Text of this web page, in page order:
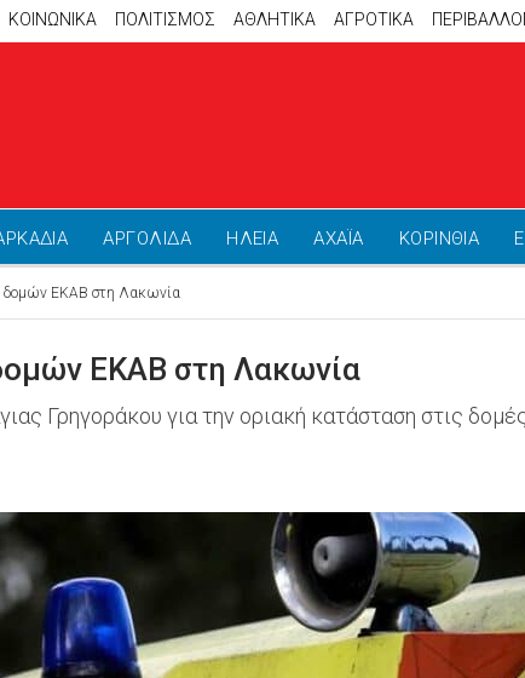
ΚΟΙΝΩΝΙΚΑ ΠΟΛΙΤΙΣΜΟΣ ΑΘΛΗΤΙΚΆ ΑΓΡΟΤΙΚΑ
ΑΡΓΟΛΙΔΑ ΗΛΕΙΑ ΑΧΑΪΑ ΚΟΡΙΝΘΙΑ
δομών ΕΚΑΒ στη Λακωνία
ΕΚΑΒ στη Λακωνία
Γρηγοράκου για την οριακή κατάσταση στις